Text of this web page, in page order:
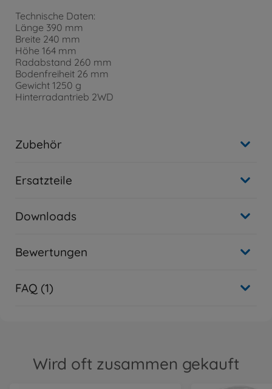
Technische Daten:
Länge 390 mm
Breite 240 mm
Höhe 164 mm
Radabstand 260 mm
Bodenfreiheit 26 mm
Gewicht 1250 g
Hinterradantrieb 2WD
Zubehör
Ersatzteile
Downloads
Bewertungen
FAQ (1)
Wird oft zusammen gekauft